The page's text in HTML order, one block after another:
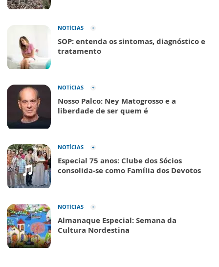
NOTÍCIAS
SOP: entenda os sintomas, diagnóstico e
tratamento
NOTÍCIAS
Nosso Palco: Ney Matogrosso e a
liberdade de ser quem é
NOTÍCIAS
Especial 75 anos: Clube dos Sócios
consolida-se como Família dos Devotos
NOTÍCIAS
Almanaque Especial: Semana da
Cultura Nordestina